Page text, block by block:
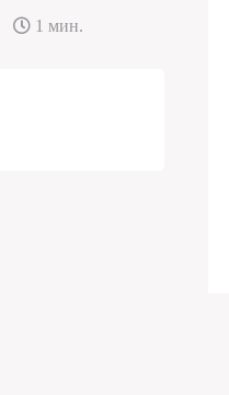
1 мин.